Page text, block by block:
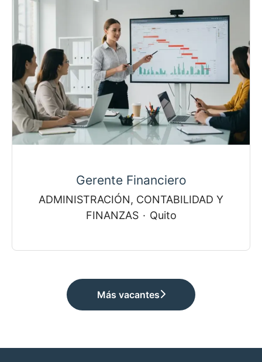
Gerente Financiero
ADMINISTRACIÓN, CONTABILIDAD Y
FINANZAS · Quito
Más vacantes